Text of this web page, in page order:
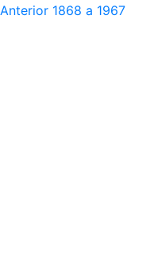
Anterior 1868 a 1967